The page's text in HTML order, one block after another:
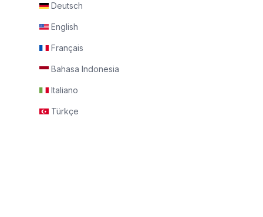
Deutsch
English
Français
Bahasa Indonesia
Italiano
Türkçe